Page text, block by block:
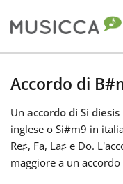
Български
Dansk
Accordo di
Un accordo di Si
inglese o Si#m9 in
Re♯, Fa, La♯ e Do.
maggiore a un